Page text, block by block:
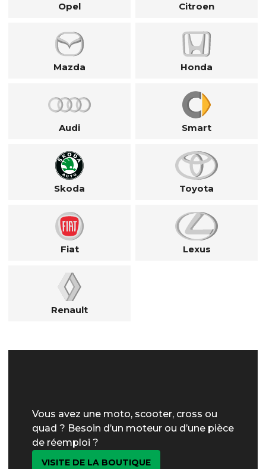
Opel Citroen
Mazda Honda
Audi Smart
Skoda Toyota
Fiat Lexus
Renault
Vous avez une moto, scooter, cross ou
quad ? Besoin d’un moteur ou d’une pièce
de réemploi ?
VISITE DE LA BOUTIQUE